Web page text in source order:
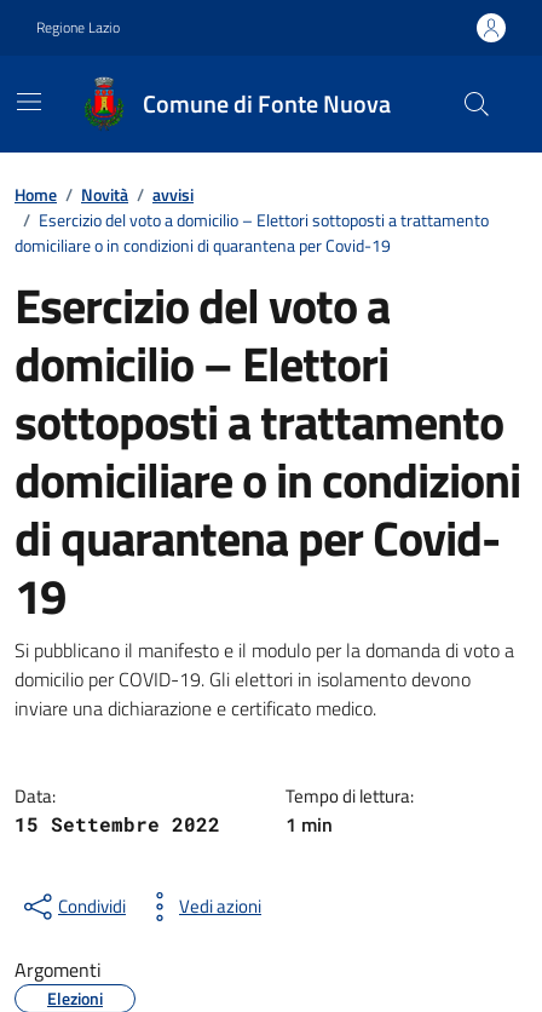
Regione Lazio
Comune di Fonte Nuova
Contenuti in evidenza
Home / Novità / avvisi
/ Esercizio del voto a domicilio – Elettori sottoposti a trattamento
domiciliare o in condizioni di quarantena per Covid-19
Esercizio del voto a
domicilio – Elettori
sottoposti a trattamento
domiciliare o in condizioni
di quarantena per Covid-
19
Dettagli della notizia
Si pubblicano il manifesto e il modulo per la domanda di voto a
domicilio per COVID-19. Gli elettori in isolamento devono
inviare una dichiarazione e certificato medico.
Data:
15 Settembre 2022
Tempo di lettura:
1 min
Condividi Vedi azioni
Argomenti
Elezioni